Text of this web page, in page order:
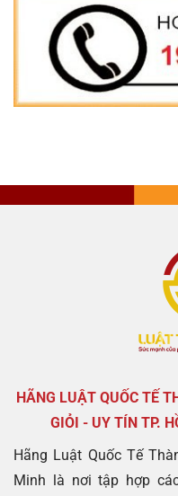
HÃNG LUẬT QUỐC TẾ
GIỎI - UY TÍN TP.
Hãng Luật Quốc Tế
Minh là nơi tập hợp